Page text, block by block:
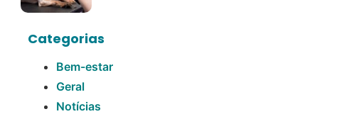
Categorias
Bem-estar
Geral
Notícias